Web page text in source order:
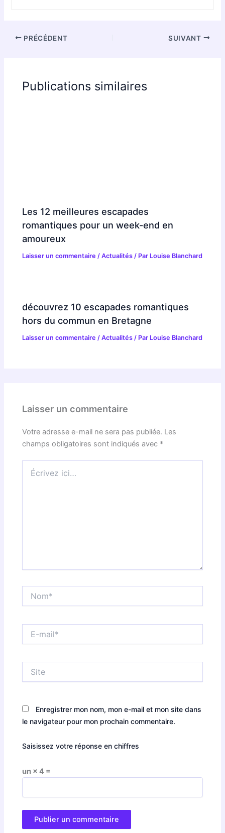
PRÉCÉDENT SUIVANT
Publications similaires
Les 12 meilleures escapades
romantiques pour un week-end en
amoureux
Laisser un commentaire /Actualités / Par Louise Blanchard
découvrez 10 escapades romantiques
hors du commun en Bretagne
Laisser un commentaire /Actualités / Par Louise Blanchard
Laisser un commentaire
Votre adresse e-mail ne sera pas publiée. Les
champs obligatoires sont indiqués avec *
ici…
mail*
Enregistrer mon nom, mon e-mail et mon site dans
le navigateur pour mon prochain commentaire.
Saisissez votre réponse en chiffres
un × 4 =